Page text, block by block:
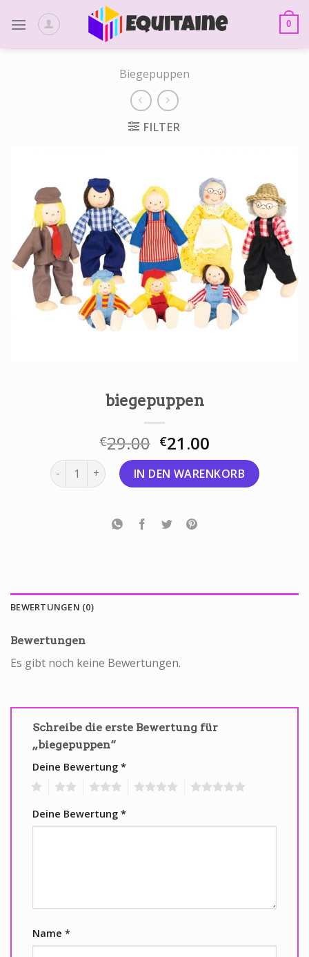
0
Biegepuppen
FILTER
biegepuppen
€29.00 €21.00
biegepuppen MengeIN DEN WARENKORB
BEWERTUNGEN (0)
Bewertungen
Es gibt noch keine Bewertungen.
Schreibe die erste Bewertung für
„biegepuppen“
Deine Bewertung *
Deine Bewertung *
Name *